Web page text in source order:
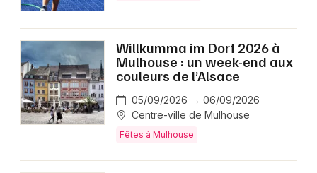
Willkumma im Dorf 2026 à
Mulhouse : un week-end aux
couleurs de l’Alsace
05/09/2026 → 06/09/2026
Centre-ville de Mulhouse
Fêtes à Mulhouse